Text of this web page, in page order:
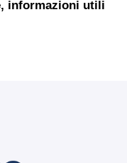
informazioni utili